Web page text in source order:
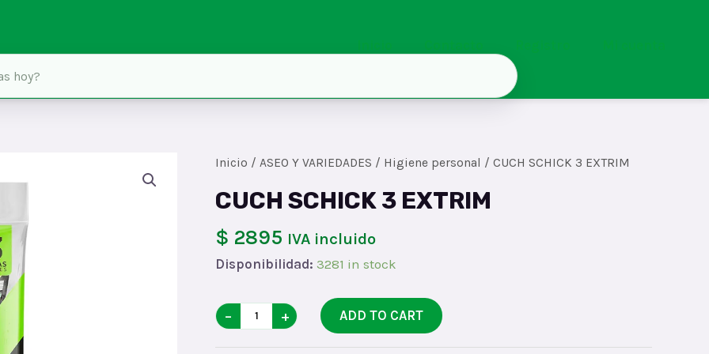
Inicio / ASEO Y VARIEDADES / Higiene personal / CUCH SCHICK 3 EXTRIM
CUCH SCHICK 3 EXTRIM
$ 2895 IVA incluido
Disponibilidad: 3281 in stock
CUCH
SCHICK
− + ADD TO CART